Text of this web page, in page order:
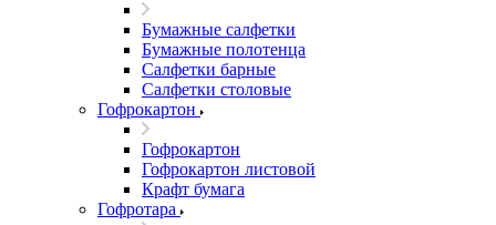
Бумажные салфетки
Бумажные полотенца
Салфетки барные
Салфетки столовые
Гофрокартон
Гофрокартон
Гофрокартон листовой
Крафт бумага
Гофротара